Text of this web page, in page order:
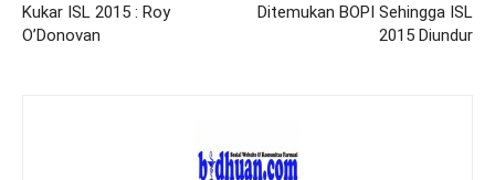
Kukar ISL 2015 : Roy
O’Donovan
Ditemukan BOPI Sehingga ISL
2015 Diundur